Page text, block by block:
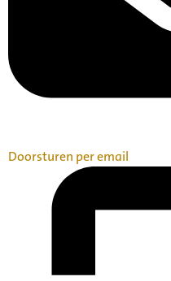
Doorsturen per email